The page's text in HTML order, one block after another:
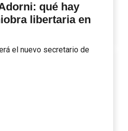
qué hay
libertaria en